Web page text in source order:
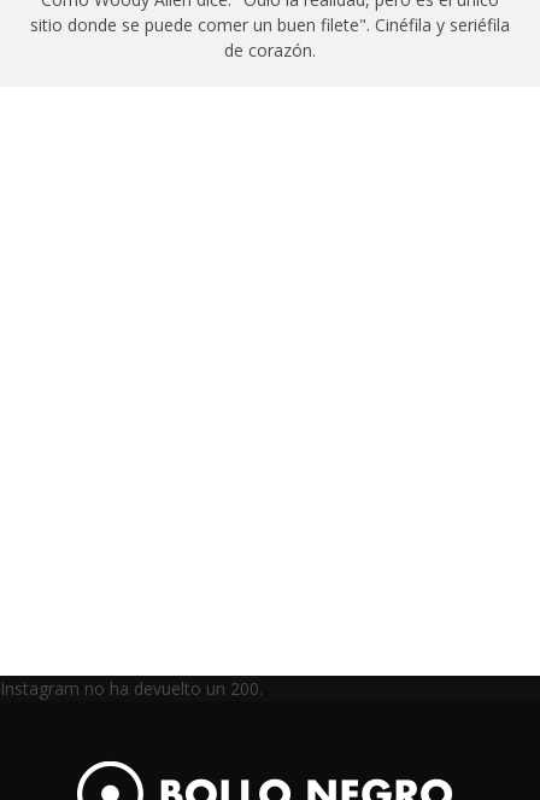
sitio donde se puede comer un buen filete". Cinéfila y seriéfila
de corazón.
Instagram no ha devuelto un 200.